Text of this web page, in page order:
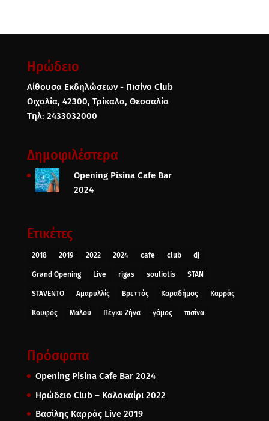
Ηρώδειο
Αίθουσα Εκδηλώσεων - Πισίνα Club
Οιχαλία, 42300, Τρίκαλα, Θεσσαλία
Τηλ: 2433032000
Δημοφιλέστερα
Opening Pisina Cafe Bar
2024
Ετικέτες
2018 2019 2022 2024 cafe club dj
Grand Opening Live rigas souliotis STAN
STAVENTO Αμαρυλλίς Βρεττός Καραδήμος Καρράς
Κουφός Μαλού Πέγκυ Ζήνα γάμος πισίνα
Πρόσφατα
Opening Pisina Cafe Bar 2024
Ηρώδειο Club – Καλοκαίρι 2022
Βασίλης Καρράς Live 2019